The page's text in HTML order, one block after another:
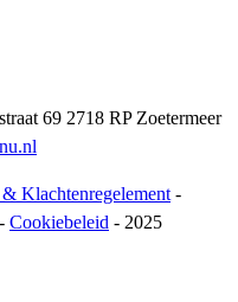
69 2718 RP Zoetermeer
Klachtenregelement -
- Cookiebeleid - 2025